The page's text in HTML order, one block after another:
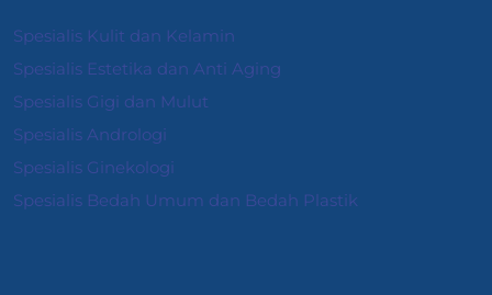
Spesialis Kulit dan Kelamin
Spesialis Estetika dan Anti Aging
Spesialis Gigi dan Mulut
Spesialis Andrologi
Spesialis Ginekologi
Spesialis Bedah Umum dan Bedah Plastik